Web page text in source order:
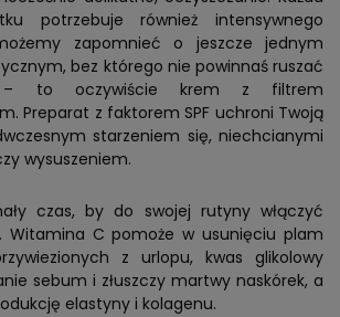
potrzebuje również intensywnego
zapomnieć o jeszcze jednym
bez którego nie powinnaś ruszać
to oczywiście krem z filtrem
Preparat z faktorem SPF uchroni Twoją
starzeniem się, niechcianymi
wysuszeniem.
czas, by do swojej rutyny włączyć
Witamina C pomoże w usunięciu plam
z urlopu, kwas glikolowy
sebum i złuszczy martwy naskórek, a
elastyny i kolagenu.